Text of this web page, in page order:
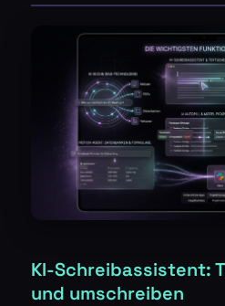
KI-Schreibassistent:
und umschreiben